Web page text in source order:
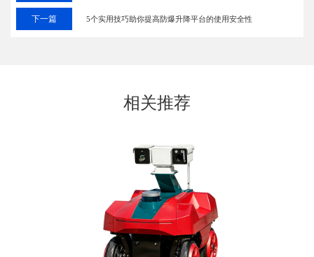
下一篇 5个实用技巧助你提高防爆升降平台的使用安全性
相关推荐